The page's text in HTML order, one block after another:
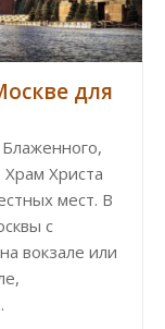
для
Христа
мест. В
с
вокзале или